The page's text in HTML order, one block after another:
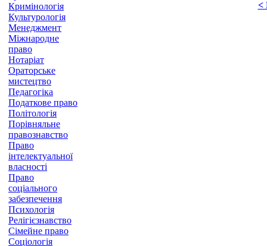
Кримінологія
Культурологія
Менеджмент
Міжнародне
право
Нотаріат
Ораторське
мистецтво
Педагогіка
Податкове право
Політологія
Порівняльне
правознавство
Право
інтелектуальної
власності
Право
соціального
забезпечення
Психологія
Релігієзнавство
Сімейне право
Соціологія
<